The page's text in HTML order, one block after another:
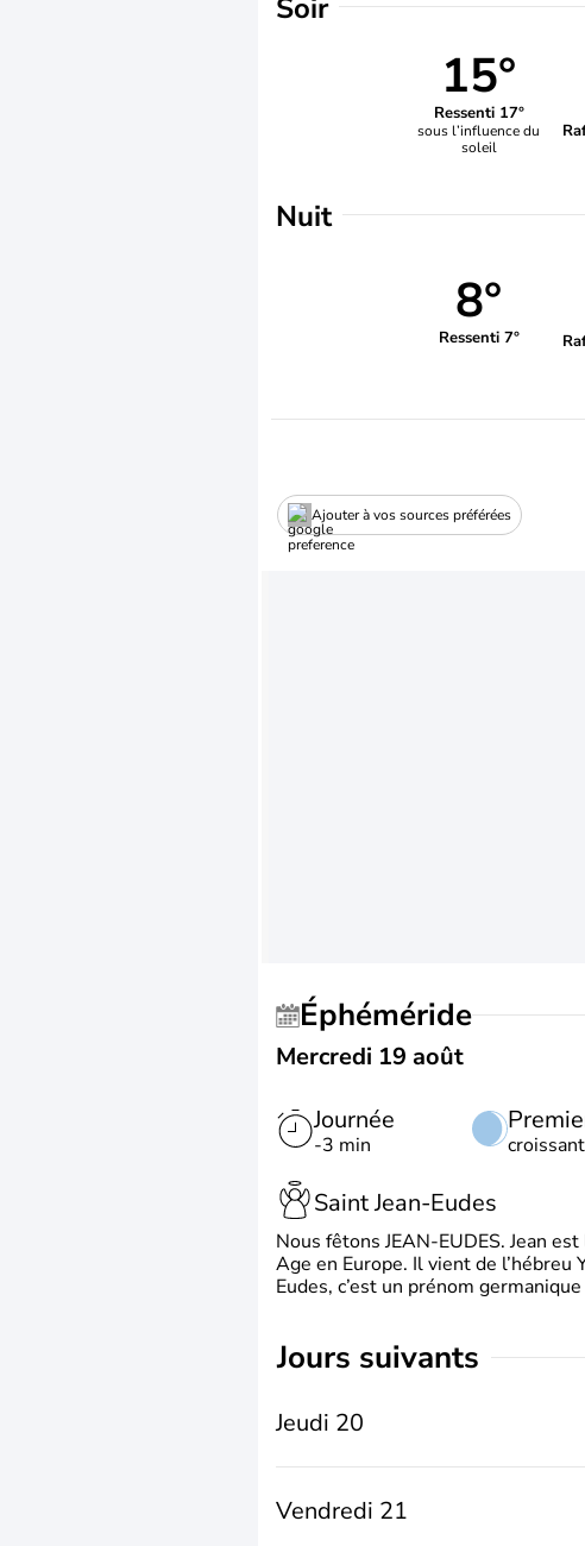
Soir
15°
Ressenti 17°
sous l’influence du
soleil
Nuit
8°
Ressenti 7°
Ajouter à vos sources préférées
Éphéméride
Mercredi 19 août
Journée
-3 min
Saint Jean-Eudes
Nous fêtons JEAN-EUDES. Jean
Age en Europe. Il vient de l’hébreu
Eudes, c’est un prénom
jours suivants
Jeudi 20
Vendredi 21